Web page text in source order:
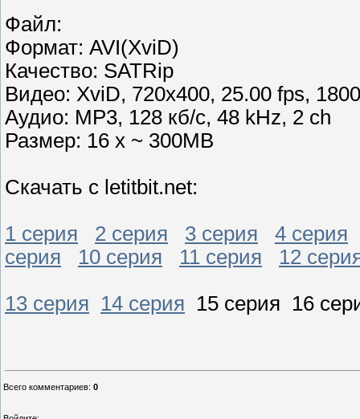
Файл:
Формат: AVI(XviD)
Качество: SATRip
Видео: XviD, 720х400, 25.00 fps,
Аудио: MP3, 128 кб/с, 48 kHz, 2 ch
Размер: 16 x ~ 300MB
Скачать с letitbit.net:
1 серия 2 серия 3 серия
4 серия
серия
10 серия 11 серия 12
13 серия 14 серия 15 серия 16
Всего комментариев: 0